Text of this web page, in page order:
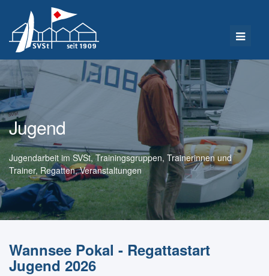
Jugend
Jugendarbeit im SVSt, Trainingsgruppen, Trainerinnen und
Trainer, Regatten, Veranstaltungen
Wannsee Pokal - Regattastart
Jugend 2026